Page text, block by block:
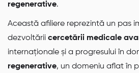
regenerative.
Această afiliere reprezintă un pas
dezvoltării cercetării medicale
internaționale și a progresului în
regenerative, un domeniu aflat în